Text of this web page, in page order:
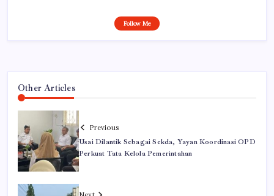
Follow Me
Other Articles
Previous
Usai Dilantik Sebagai Sekda, Yayan Koordinasi OPD
Perkuat Tata Kelola Pemerintahan